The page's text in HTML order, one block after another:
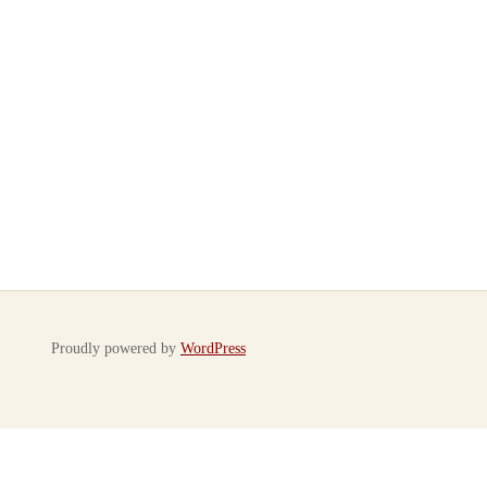
Proudly powered by WordPress